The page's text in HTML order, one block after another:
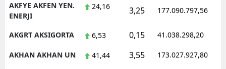
AKFYE AKFEN YEN.
ENERJI
24,16 3,25 177.090.797,56
AKGRT AKSIGORTA 6,53 0,15 41.038.298,20
AKHAN AKHAN UN 41,44 3,55 173.027.927,80